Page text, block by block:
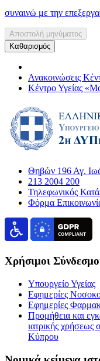
συναινώ με την
Αποστολή μηνύματος
Καθαρισμός
Ανακοινώσεις
Κέντρο Υγείας
Θηβών 196 Αγ.
213 2004 200
Τηλεφωνικός
Φόρμα
Χρήσιμοι
Υπουργείο Υγείας
Εφημερίες
Εφημερίες
Προμήθεια και
ιατρικής χρήσεως
Κύπρου